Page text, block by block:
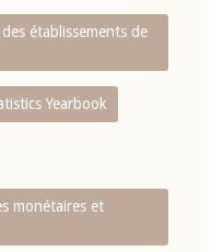
établissements de
Yearbook
monétaires et